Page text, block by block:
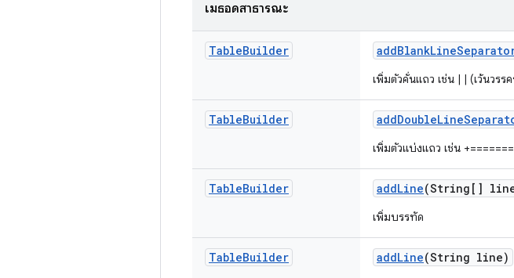
เมธอดสาธารณะ
TableBuilder addBlankLine
เพิ่มตัวคั่นแถว เช่น | | (เว้นวรร
TableBuilder addDoubleLine
เพิ่มตัวแบ่งแถว เช่น
TableBuilder addLine(String[]
เพิ่มบรรทัด
TableBuilder addLine(String line)